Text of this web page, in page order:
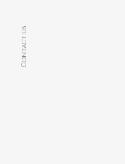
Contact us